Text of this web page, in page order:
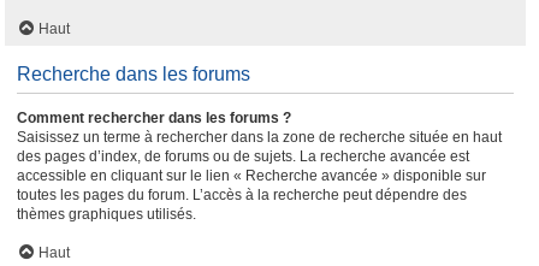
Haut
Recherche dans les forums
Comment rechercher dans les forums ?
Saisissez un terme à rechercher dans la zone de recherche située en haut
des pages d’index, de forums ou de sujets. La recherche avancée est
accessible en cliquant sur le lien « Recherche avancée » disponible sur
toutes les pages du forum. L’accès à la recherche peut dépendre des
thèmes graphiques utilisés.
Haut